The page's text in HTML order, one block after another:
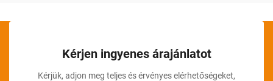
Kérjen ingyenes árajánlatot
Kérjük, adjon meg teljes és érvényes elérhetőségeket,